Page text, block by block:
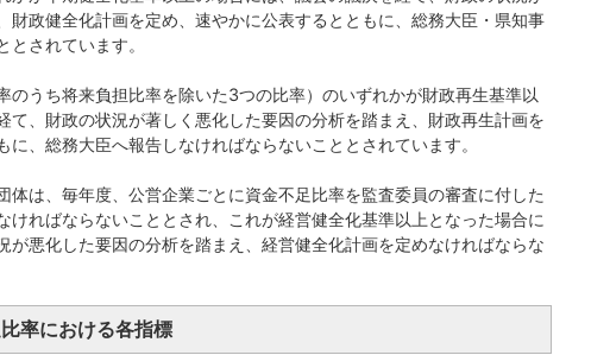
財政健全化計画を定め、速やかに公表するとともに、総務大臣・県知事
されています。
のうち将来負担比率を除いた3つの比率）のいずれかが財政再生基準以
て、財政の状況が著しく悪化した要因の分析を踏まえ、財政再生計画を
に、総務大臣へ報告しなければならないこととされています。
体は、毎年度、公営企業ごとに資金不足比率を監査委員の審査に付した
ければならないこととされ、これが経営健全化基準以上となった場合に
が悪化した要因の分析を踏まえ、経営健全化計画を定めなければならな
率における各指標